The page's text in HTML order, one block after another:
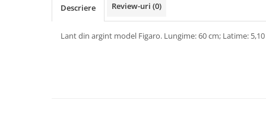
Descriere Review-uri (0)
Lant din argint model Figaro. Lungime: 60 cm; Latime: